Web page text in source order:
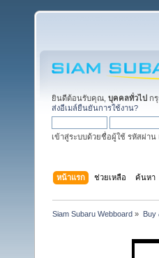
ยินดีต้อนรับคุณ, บุคคลทั่วไป ก
ส่งอีเมล์ยืนยันการใช้งาน?
เข้าสู่ระบบด้วยชื่อผู้ใช้ รหัสผ่าน
หน้าแรก ช่วยเหลือ ค้นหา
Siam Subaru Webboard » Buy